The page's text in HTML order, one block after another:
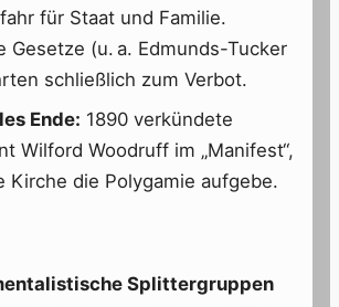
für Staat und Familie.
Gesetze (u. a. Edmunds-Tucker
schließlich zum Verbot.
Ende: 1890 verkündete
Wilford Woodruff im „Manifest“,
Kirche die Polygamie aufgebe.
Splittergruppen